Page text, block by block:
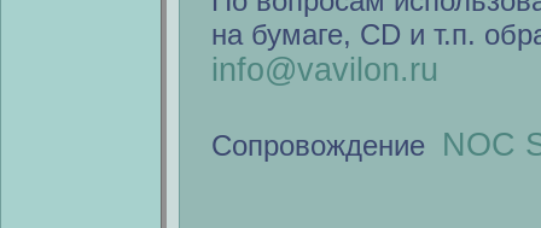
на бумаге, CD и т.п.
info@vavilon.ru
Сопровождение NOC